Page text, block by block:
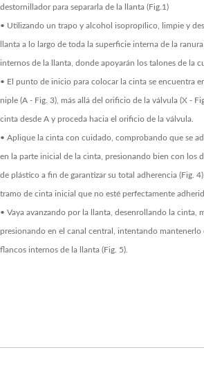
destornillador para separarla de la llanta (Fig.1)
• Utilizando un trapo y alcohol isopropílico, limpie y
llanta a lo largo de toda la superficie interna de la
internos de la llanta, donde apoyarán los talones de la
• El punto de inicio para colocar la cinta se encuentra
niple (A - Fig. 3), más allá del orificio de la válvula (X -
cinta desde A y proceda hacia el orificio de la válvula.
• Aplique la cinta con cuidado, comprobando que se
en la parte inicial de la cinta, presionando bien con los
de plástico a fin de garantizar su total adherencia (Fig.
tramo de cinta inicial que no esté perfectamente
• Vaya avanzando por la llanta, desenrollando la cinta,
presionando en el canal central, intentando mantenerlo
flancos internos de la llanta (Fig. 5).